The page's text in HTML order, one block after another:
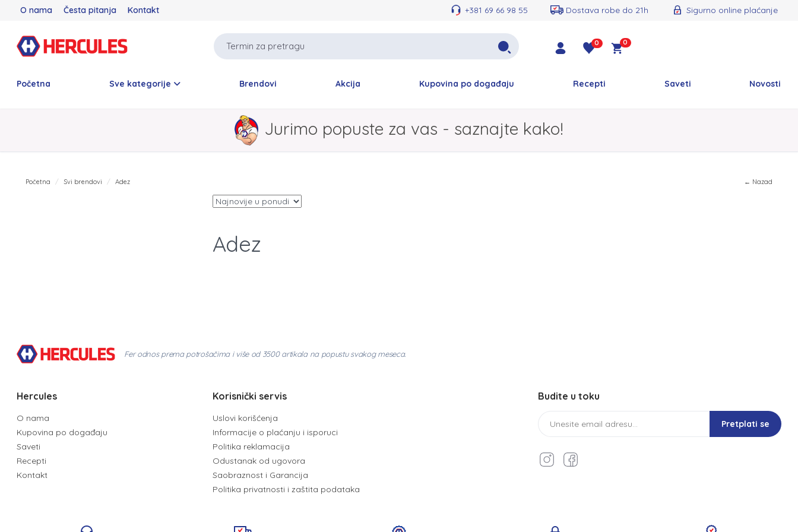
O nama Česta pitanja Kontakt +381 69 66 98 55 Dostava robe do 21h Sigurno online plaćanje
0 0
Početna Sve kategorije Brendovi Akcija Kupovina po događaju Recepti Saveti Novosti
Jurimo popuste za vas - saznajte kako!
Početna Svi brendovi Adez ← Nazad
Adez
Fer odnos prema potrošačima i više od 3500 artikala na popustu svakog meseca.
Hercules
O nama
Kupovina po događaju
Saveti
Recepti
Kontakt
Korisnički servis
Uslovi korišćenja
Informacije o plaćanju i isporuci
Politika reklamacija
Odustanak od ugovora
Saobraznost i Garancija
Politika privatnosti i zaštita podataka
Budite u toku
Pretplati se